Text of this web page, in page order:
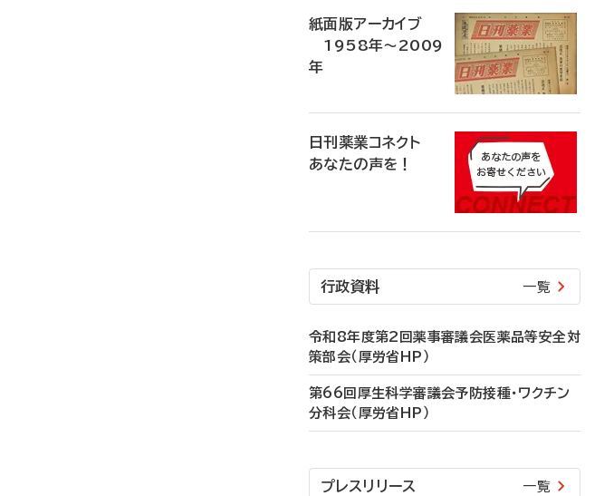
紙面版アーカイブ
1958年～2009
年
日刊薬業コネクト
あなたの声を！
行政資料 一覧
令和8年度第2回薬事審議会医薬品等安全対
策部会（厚労省HP）
第66回厚生科学審議会予防接種・ワクチン
分科会（厚労省HP）
プレスリリース 一覧